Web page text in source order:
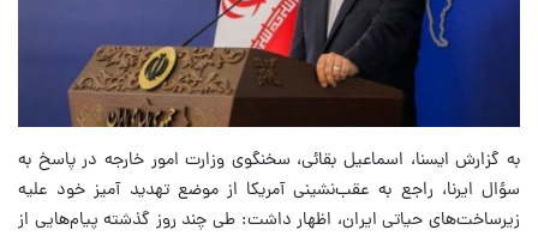
به گزارش ایسنا، اسماعیل بقائی، سخنگوی وزارت امور خارجه در پاسخ به
سؤال ایرنا، راجع به عقب‌نشینی آمریکا از موضع تهدید آمیز خود علیه
زیرساخت‌های حیاتی ایران، اظهار داشت: طی چند روز گذشته پیام‌هایی از